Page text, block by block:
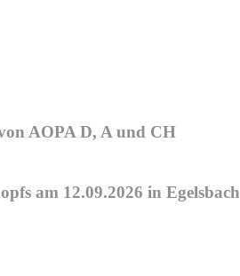
AOPA D, A und CH
am 12.09.2026 in Egelsbach